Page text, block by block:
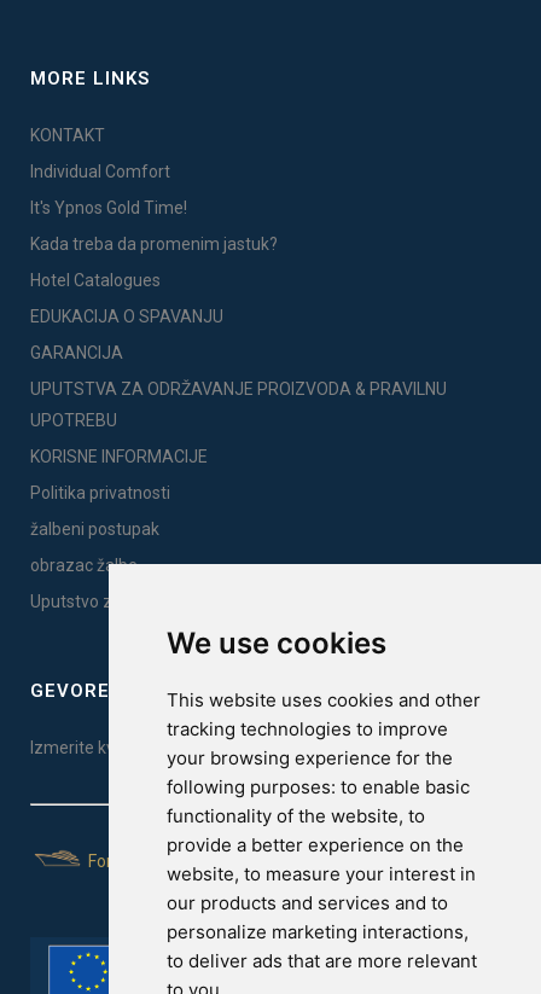
We use cookies
This website uses cookies and other
tracking technologies to improve
your browsing experience for the
following purposes: to enable basic
functionality of the website, to
provide a better experience on the
website, to measure your interest in
our products and services and to
personalize marketing interactions,
to deliver ads that are more relevant
MORE LINKS
KONTAKT
Individual Comfort
It's Ypnos Gold Time!
Kada treba da promenim jastuk?
Hotel Catalogues
EDUKACIJA O SPAVANJU
GARANCIJA
UPUTSTVA ZA ODRŽAVANJE PROIZVODA & PRAVILNU
UPOTREBU
KORISNE INFORMACIJE
Politika privatnosti
žalbeni postupak
obrazac žalbe
Uputstvo za montažu
GEVOREST SLEEP QUALITY INDEX
Izmerite kvalitet vašeg sna. Uradite test ovde!
For Yachts